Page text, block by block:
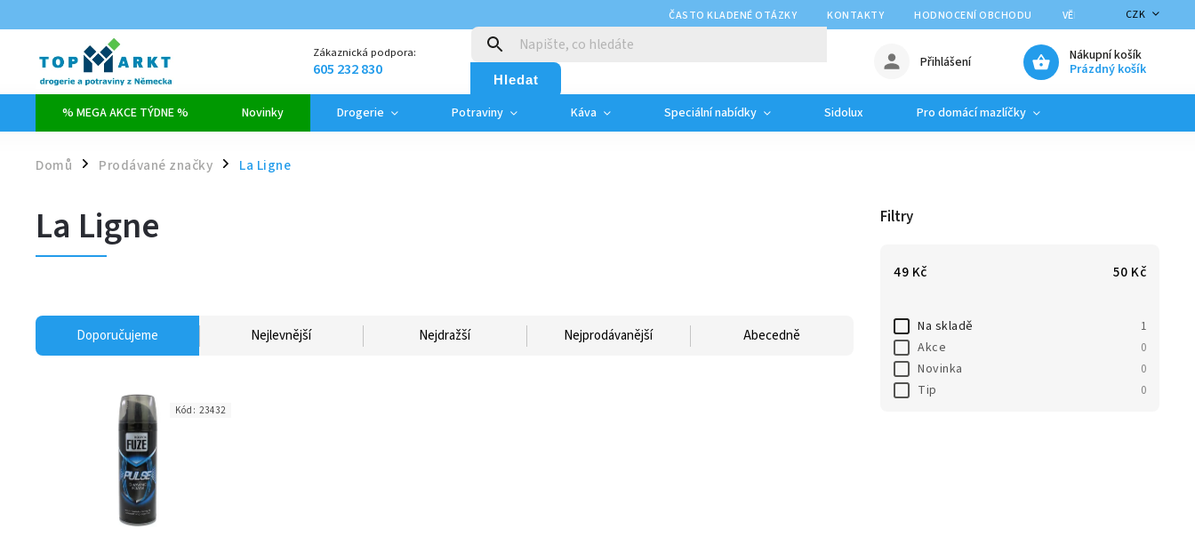
ČASTO KLADENÉ OTÁZKY KONTAKTY HODNOCENÍ OBCHODU VĚRNOSTNÍ PROGRAM
CZK
Zákaznická podpora:
605 232 830 Hledat
Nákupní košík
Prázdný košík
Přihlášení
% MEGA AKCE TÝDNE % Novinky Drogerie Potraviny Káva Speciální nabídky Sidolux Pro domácí mazlíčky
Domů / Prodávané značky / La Ligne
Filtry
49 Kč 50 Kč
Na skladě 1
Akce 0
Novinka 0
Tip 0
La Ligne
Doporučujeme Nejlevnější Nejdražší Nejprodávanější Abecedně
Kód: 23432